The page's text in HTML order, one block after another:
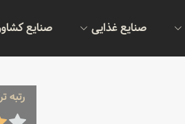
صنایع غذایی صنایع
رتبه